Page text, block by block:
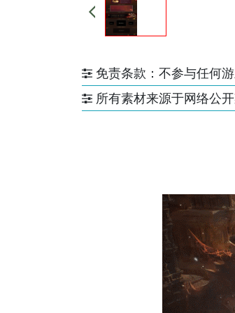
免责条款：不参与任何
所有素材来源于网络公